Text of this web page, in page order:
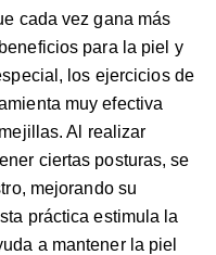
cada vez gana más
para la piel y
los ejercicios de
muy efectiva
Al realizar
ciertas posturas, se
mejorando su
práctica estimula la
a mantener la piel